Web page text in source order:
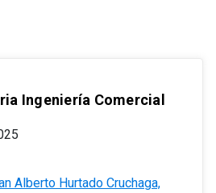
Ingeniería Comercial
Alberto Hurtado Cruchaga,